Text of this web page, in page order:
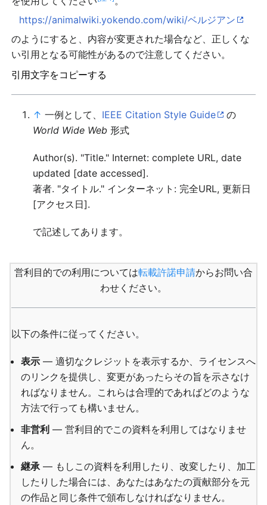
https://animalwiki.yokendo.com/wiki/ベルジアン
のようにすると、内容が変更された場合など、正しくな
い引用となる可能性があるので注意してください。
引用文字をコピーする
↑ 一例として、 IEEE Citation Style Guide
の
World Wide Web 形式
Author(s). "Title." Internet: complete URL, date
updated [date accessed].
著者. "タイトル." インターネット: 完全URL, 更新日
[アクセス日].
で記述してあります。
営利目的での利用については転載許諾申請からお問い合
わせください。
以下の条件に従ってください。
表示 — 適切なクレジットを表示するか、ライセンスへ
のリンクを提供し、変更があったらその旨を示さなけ
ればなりません。これらは合理的であればどのような
方法で行っても構いません。
非営利 — 営利目的でこの資料を利用してはなりませ
ん。
継承— もしこの資料を利用したり、改変したり、加工
したりした場合には、あなたはあなたの貢献部分を元
の作品と同じ条件で頒布しなければなりません。